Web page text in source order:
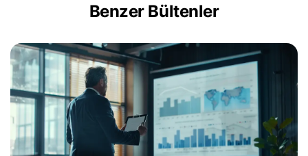
Benzer Bültenler